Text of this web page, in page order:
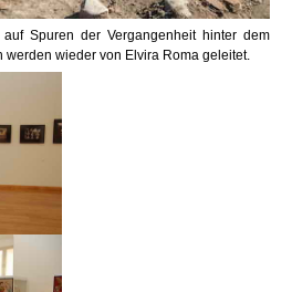
Spuren der Vergangenheit hinter dem
werden wieder von Elvira Roma geleitet.